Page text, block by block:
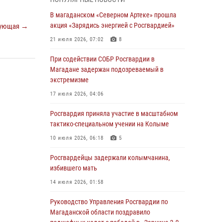
→
подшефных кадет с победой в «Зарнице 2.0»
20 июля 2026, 04:02 8
При содействии СОБР Росгвардии в
экстремизме
17 июля 2026, 04:06
«Каникулы с Росгвардией» продолжаются на
16 июля 2026, 03:27 6
Начальник Главного штаба – первый
России генерал-полковник Сергей Бойко
поздравил связистов Росгвардии с
Кинологический тандем из Магадана
В магаданском «Северном Артеке» прошла
акция «Зарядись энергией с Росгвардией»
21 июля 2026, 07:02 8
При содействии СОБР Росгвардии в
Магадане задержан подозреваемый в
экстремизме
17 июля 2026, 04:06
Росгвардия приняла участие в масштабном
тактико-специальном учении на Колыме
10 июля 2026, 06:18 5
Росгвардейцы задержали колымчанина,
избившего мать
14 июля 2026, 01:58
Руководство Управления Росгвардии по
Магаданской области поздравило